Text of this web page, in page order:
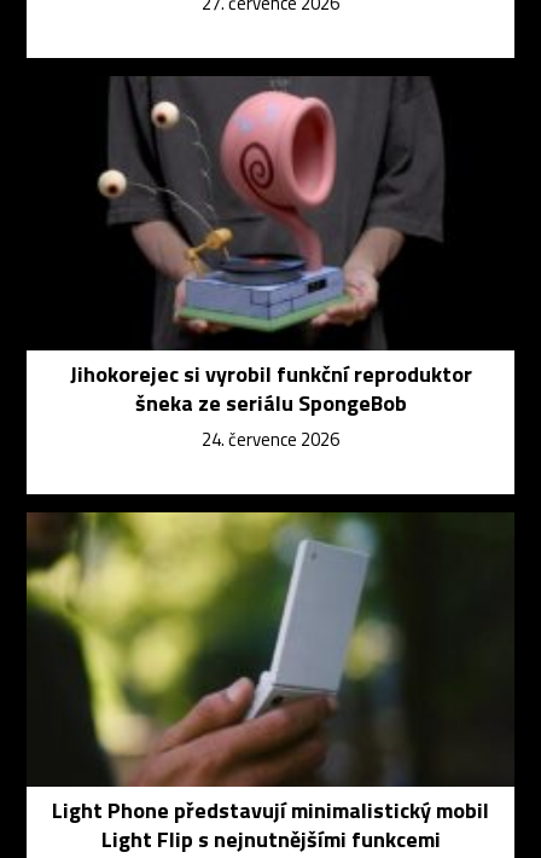
Jihokorejec si vyrobil funkční reproduktor
šneka ze seriálu SpongeBob
24. července 2026
Light Phone představují minimalistický mobil
Light Flip s nejnutnějšími funkcemi